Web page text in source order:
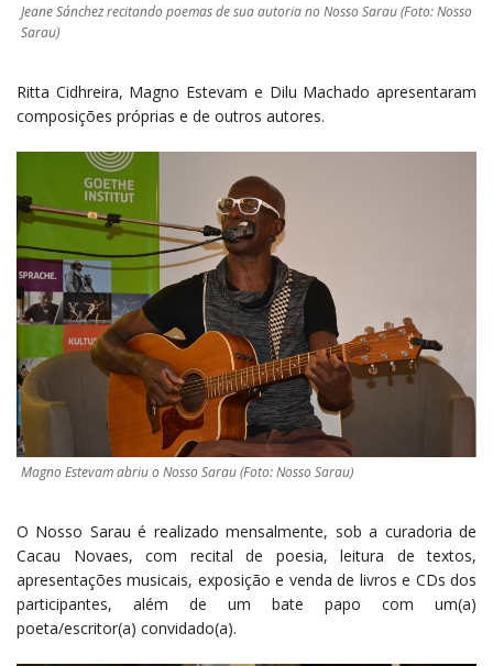
Jeane Sánchez recitando poemas de sua autoria no Nosso Sarau (Foto: Nosso
Sarau)
Ritta Cidhreira, Magno Estevam e Dilu Machado apresentaram
composições próprias e de outros autores.
Magno Estevam abriu o Nosso Sarau (Foto: Nosso Sarau)
O Nosso Sarau é realizado mensalmente, sob a curadoria de
Cacau Novaes, com recital de poesia, leitura de textos,
apresentações musicais, exposição e venda de livros e CDs dos
participantes, além de um bate papo com um(a)
poeta/escritor(a) convidado(a).